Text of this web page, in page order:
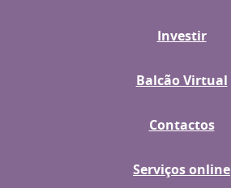
Investir
Balcão Virtual
Contactos
Serviços online